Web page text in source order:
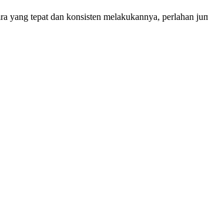
yang tepat dan konsisten melakukannya, perlahan